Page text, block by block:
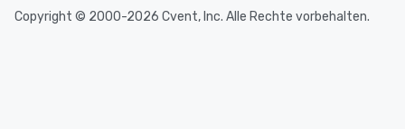
Copyright © 2000-2026 Cvent, Inc. Alle Rechte vorbehalten.